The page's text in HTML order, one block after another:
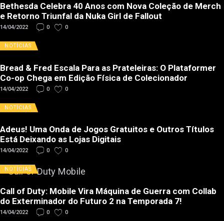
Bethesda Celebra 40 Anos com Nova Coleção de Merch
e Retorno Triunfal da Nuka Girl de Fallout
14/04/2022 0 0
NOTÍCIAS
Bread & Fred Escala Para as Prateleiras: O Plataformer
Co-op Chega em Edição Física de Colecionador
14/04/2022 0 0
NOTÍCIAS
Adeus! Uma Onda de Jogos Gratuitos e Outros Títulos
Está Deixando as Lojas Digitais
14/04/2022 0 0
NOTÍCIAS
Call of Duty: Mobile Vira Máquina de Guerra com Collab
do Exterminador do Futuro 2 na Temporada 7!
14/04/2022 0 0